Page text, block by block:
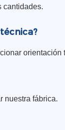
cantidades.
orientación
nuestra fábrica.